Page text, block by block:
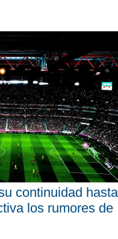
continuidad hasta
los rumores de